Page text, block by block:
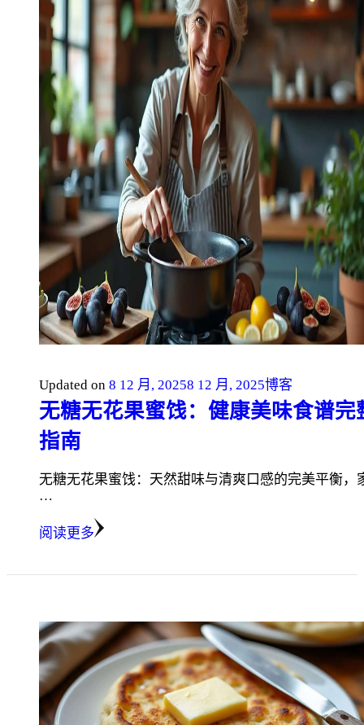
Updated on 8 12 月, 20258 12 月, 2025博客
无糖无花果蜜饯：健康美味食谱完
指南
无糖无花果蜜饯：天然甜味与清爽口感的完美平衡，
…
阅读更多